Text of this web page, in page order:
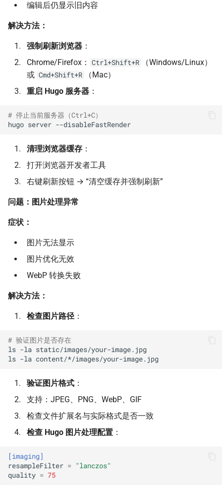
收集调试信息
支持渠道
编辑后仍显示旧内容
解决方法：
强制刷新浏览器 ：
Chrome/Firefox：
Ctrl+Shift+R
（Windows/Linux）
或 Cmd+Shift+R
（Mac）
重启 Hugo 服务器 ：
# 停止当前服务器（Ctrl+C）
hugo server
清理浏览器缓存 ：
打开浏览器开发者工具
右键刷新按钮 → “清空缓存并强制刷新”
问题：图片处理异常
症状：
图片无法显示
图片优化无效
WebP 转换失败
解决方法：
检查图片路径：
# 验证图片是否存在
ls -la static/images/your-image.jpg
ls -la
验证图片格式 ：
支持：JPEG、PNG、WebP、GIF
检查文件扩展名与实际格式是否一致
检查 Hugo 图片处理配置 ：
[imaging]
resampleFilter = "lanczos"
quality = 75